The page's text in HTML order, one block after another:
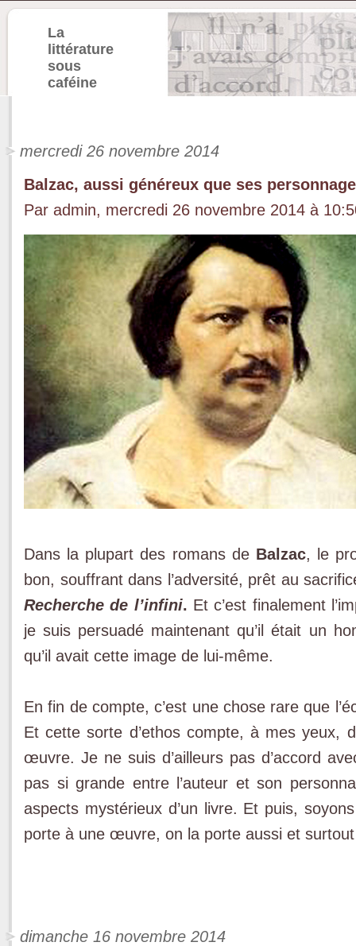
La
littérature
sous
caféine
mercredi 26 novembre 2014
Balzac, aussi généreux que ses
Par admin, mercredi 26 novembre 2014 à
Dans la plupart des romans de Balzac, le
bon, souffrant dans l’adversité, prêt au
Recherche de l’infini. Et c’est finalement
je suis persuadé maintenant qu’il était un
qu’il avait cette image de lui-même.
En fin de compte, c’est une chose rare que
Et cette sorte d’ethos compte, à mes yeux,
œuvre. Je ne suis d’ailleurs pas d’accord
pas si grande entre l’auteur et son
aspects mystérieux d’un livre. Et puis,
porte à une œuvre, on la porte aussi et surtout
dimanche 16 novembre 2014